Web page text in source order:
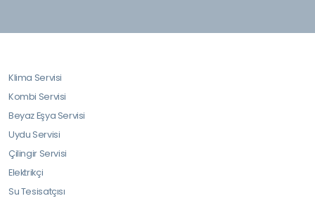
Klima Servisi
Kombi Servisi
Beyaz Eşya Servisi
Uydu Servisi
Çilingir Servisi
Elektrikçi
Su Tesisatçısı